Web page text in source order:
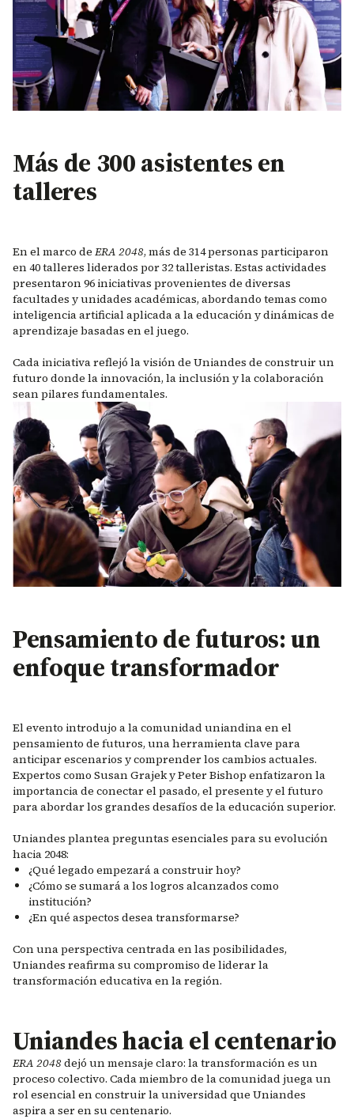
Más de 300 asistentes en
talleres
En el marco de ERA 2048, más de 314 personas participaron
en 40 talleres liderados por 32 talleristas. Estas actividades
presentaron 96 iniciativas provenientes de diversas
facultades y unidades académicas, abordando temas como
inteligencia artificial aplicada a la educación y dinámicas de
aprendizaje basadas en el juego.
Cada iniciativa reflejó la visión de Uniandes de construir un
futuro donde la innovación, la inclusión y la colaboración
sean pilares fundamentales.
Pensamiento de futuros: un
enfoque transformador
El evento introdujo a la comunidad uniandina en el
pensamiento de futuros, una herramienta clave para
anticipar escenarios y comprender los cambios actuales.
Expertos como Susan Grajek y Peter Bishop enfatizaron la
importancia de conectar el pasado, el presente y el futuro
para abordar los grandes desafíos de la educación superior.
Uniandes plantea preguntas esenciales para su evolución
hacia 2048:
¿Qué legado empezará a construir hoy?
¿Cómo se sumará a los logros alcanzados como
institución?
¿En qué aspectos desea transformarse?
Con una perspectiva centrada en las posibilidades,
Uniandes reafirma su compromiso de liderar la
transformación educativa en la región.
Uniandes hacia el centenario
ERA 2048 dejó un mensaje claro: la transformación es un
proceso colectivo. Cada miembro de la comunidad juega un
rol esencial en construir la universidad que Uniandes
aspira a ser en su centenario.